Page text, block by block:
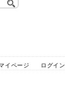
イページ ログイン